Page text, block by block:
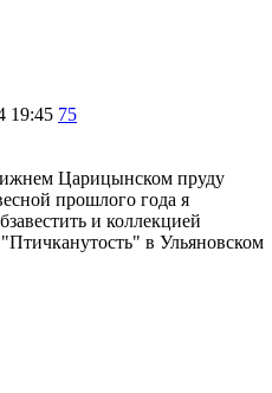
19:45 75
Царицынском пруду
прошлого года я
и коллекцией
в Ульяновском